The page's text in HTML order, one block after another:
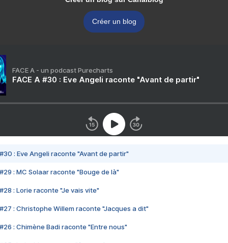
Créer un blog
FACE A - un podcast Purecharts
FACE A #30 : Eve Angeli raconte "Avant de partir"
#30 : Eve Angeli raconte "Avant de partir"
#29 : MC Solaar raconte "Bouge de là"
#28 : Lorie raconte "Je vais vite"
#27 : Christophe Willem raconte "Jacques a dit"
#26 : Chimène Badi raconte "Entre nous"